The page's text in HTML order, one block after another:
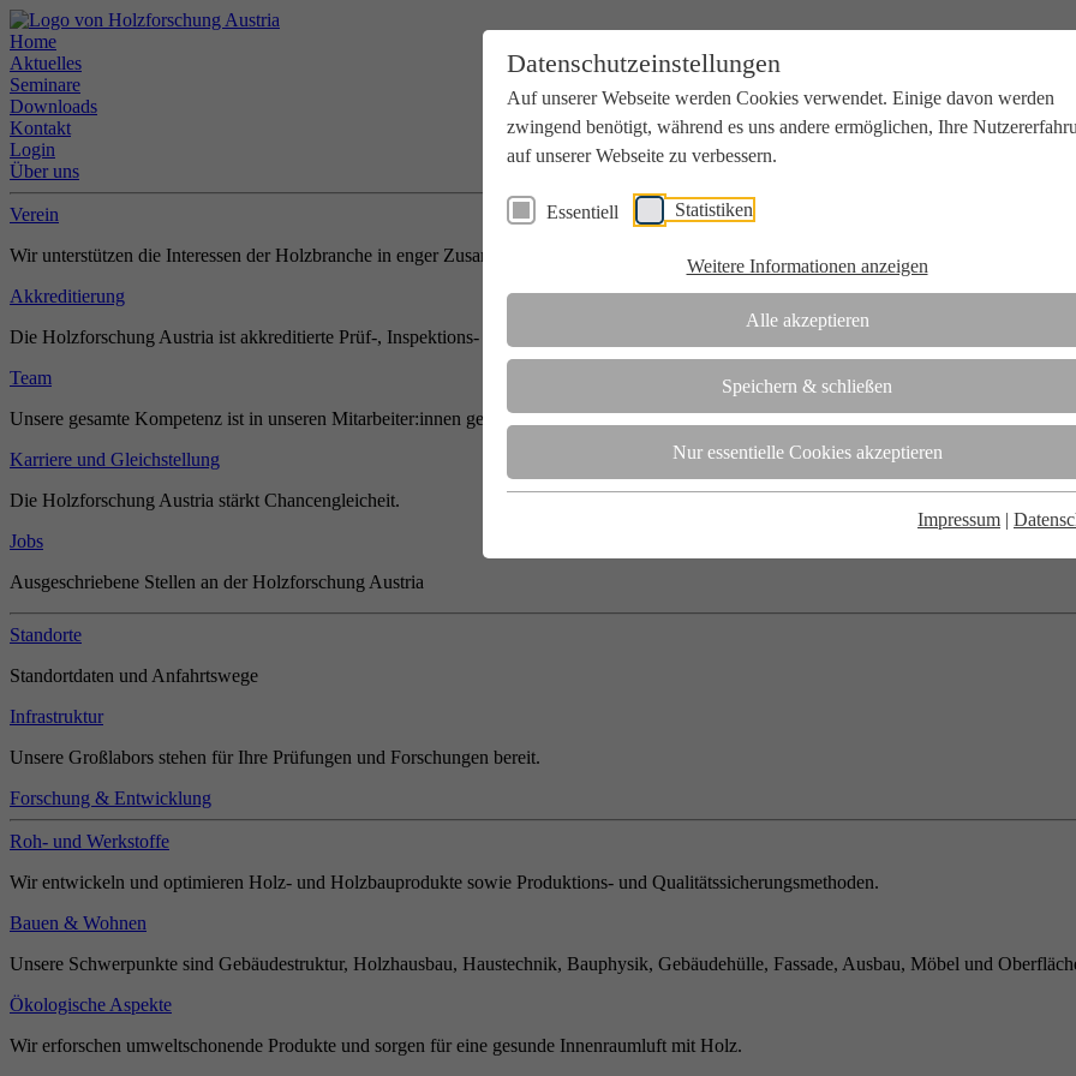
Datenschutzeinstellungen
Auf unserer Webseite werden Cookies verwendet. Einige davon werden
zwingend benötigt, während es uns andere ermöglichen, Ihre
auf unserer Webseite zu verbessern.
Essentiell Statistiken
Weitere Informationen anzeigen
Alle akzeptieren
Speichern & schließen
Nur essentielle Cookies akzeptieren
Impressum |
Home
Aktuelles
Seminare
Downloads
Kontakt
Login
Über uns
Verein
Wir unterstützen die Interessen der Holzbranche in enger Zusammenarbeit mit Wissenschaft und Wirtschaft.
Akkreditierung
Die Holzforschung Austria ist akkreditierte Prüf-, Inspektions- und Zertifizierungsstelle.
Team
Unsere gesamte Kompetenz ist in unseren Mitarbeiter:innen gebündelt
Karriere und Gleichstellung
Die Holzforschung Austria stärkt Chancengleicheit.
Jobs
Ausgeschriebene Stellen an der Holzforschung Austria
Standorte
Standortdaten und Anfahrtswege
Infrastruktur
Unsere Großlabors stehen für Ihre Prüfungen und Forschungen bereit.
Forschung & Entwicklung
Roh- und Werkstoffe
Wir entwickeln und optimieren Holz- und Holzbauprodukte sowie Produktions- und Qualitätssicherungsmethoden.
Bauen & Wohnen
Unsere Schwerpunkte sind Gebäudestruktur, Holzhausbau, Haustechnik, Bauphysik, Gebäudehülle, Fassade, Ausbau, Möbel und
Ökologische Aspekte
Wir erforschen umweltschonende Produkte und sorgen für eine gesunde Innenraumluft mit Holz.